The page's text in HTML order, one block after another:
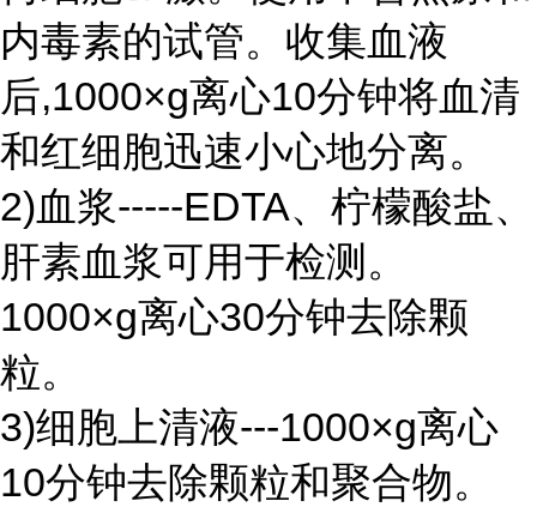
内毒素的试管。收集血液
后,1000×g离心10分钟将血清
和红细胞迅速小心地分离。
2)血浆-----EDTA、柠檬酸盐、
肝素血浆可用于检测。
1000×g离心30分钟去除颗
粒。
3)细胞上清液---1000×g离心
10分钟去除颗粒和聚合物。